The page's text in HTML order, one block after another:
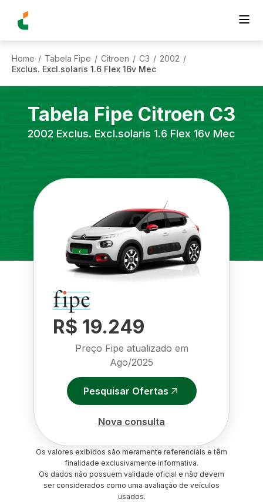
Home / Tabela Fipe / Citroen / C3 / 2002 /
Exclus. Excl.solaris 1.6 Flex 16v Mec
Tabela Fipe Citroen C3
2002 Exclus. Excl.solaris 1.6 Flex 16v Mec
R$ 19.249
Preço Fipe atualizado em
Ago/2025
Pesquisar Ofertas
Nova consulta
Os valores exibidos são meramente referenciais e têm
finalidade exclusivamente informativa.
Os dados não possuem validade oficial e não devem
ser considerados como uma avaliação de veículos
usados.